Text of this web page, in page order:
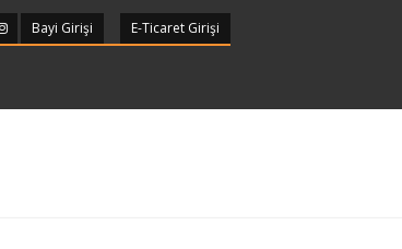
Bayi Girişi E-Ticaret Girişi